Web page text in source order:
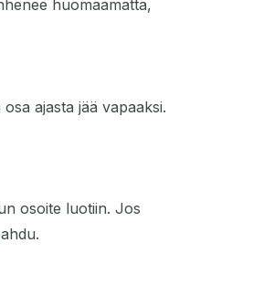
huomaamatta,
ajasta jää vapaaksi.
osoite luotiin. Jos